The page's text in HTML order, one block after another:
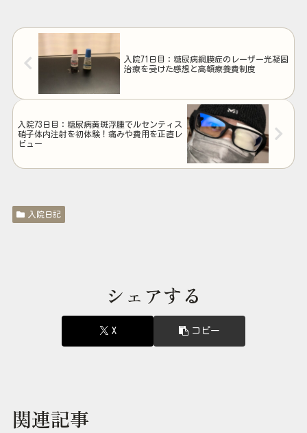
入院71日目：糖尿病網膜症のレーザー光凝固
治療を受けた感想と高額療養費制度
入院73日目：糖尿病黄斑浮腫でルセンティス
硝子体内注射を初体験！痛みや費用を正直レ
ビュー
入院日記
シェアする
X コピー
関連記事